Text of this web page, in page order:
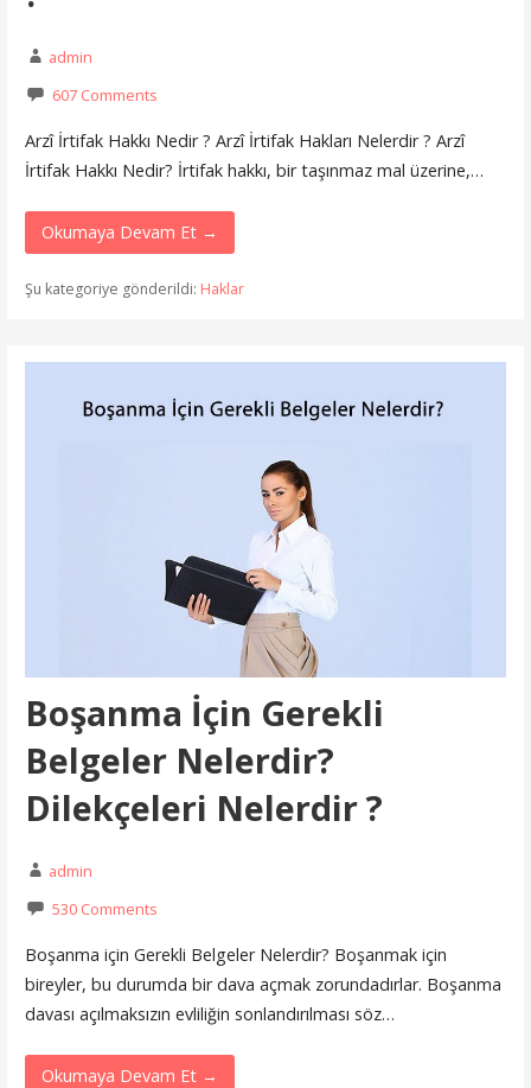
admin
607 Comments
Arzî İrtifak Hakkı Nedir ? Arzî İrtifak Hakları Nelerdir ? Arzî
İrtifak Hakkı Nedir? İrtifak hakkı, bir taşınmaz mal üzerine,…
Okumaya Devam Et →
Şu kategoriye gönderildi: Haklar
Boşanma İçin Gerekli
Belgeler Nelerdir?
Dilekçeleri Nelerdir ?
admin
530 Comments
Boşanma için Gerekli Belgeler Nelerdir? Boşanmak için
bireyler, bu durumda bir dava açmak zorundadırlar. Boşanma
davası açılmaksızın evliliğin sonlandırılması söz…
Okumaya Devam Et →